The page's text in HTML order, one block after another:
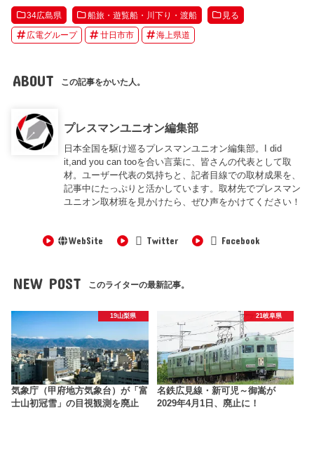
34広島県 船旅・遊覧船・川下り・渡船 見る
広電グループ 廿日市市 海上県道
ABOUT この記事をかいた人。
プレスマンユニオン編集部
日本全国を駆け巡るプレスマンユニオン編集部。I did
it,and you can tooを合い言葉に、皆さんの代表として取
材。ユーザー代表の気持ちと、記者目線での取材成果を、
記事中にたっぷりと活かしています。取材先でプレスマン
ユニオン取材班を見かけたら、ぜひ声をかけてください！
WebSite Twitter Facebook
NEW POST このライターの最新記事。
19山梨県
気象庁（甲府地方気象台）が「富
士山初冠雪」の目視観測を廃止
21岐阜県
名鉄広見線・新可児～御嵩が
2029年4月1日、廃止に！